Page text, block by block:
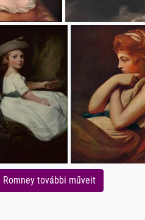
Romney további műveit